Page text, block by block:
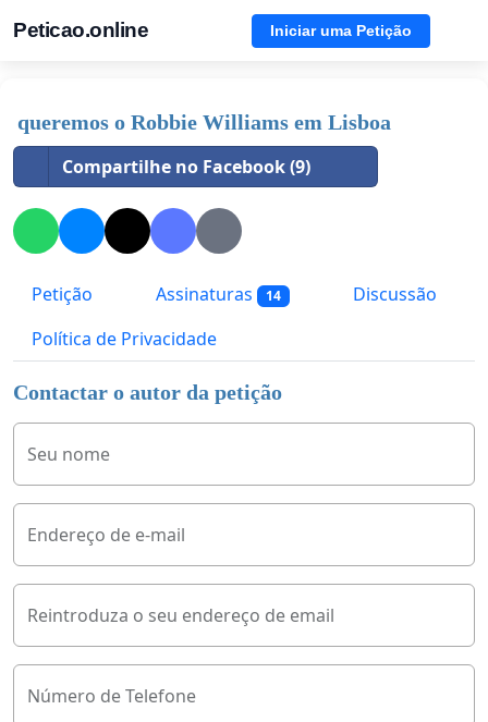
Peticao.online Iniciar uma Petição
queremos o Robbie Williams em Lisboa
Compartilhe no Facebook (9)
Petição Assinaturas 14
Discussão
Política de Privacidade
Contactar o autor da petição
Seu nome
Endereço de e-mail
Reintroduza o seu endereço de email
Número de Telefone